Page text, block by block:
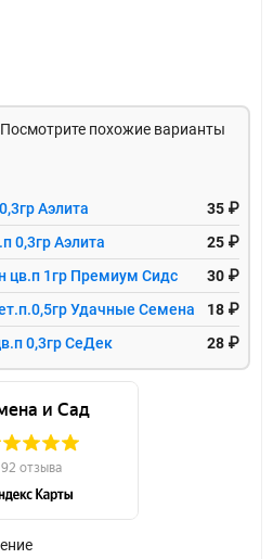
Посмотрите похожие варианты
Аэлита
35 ₽
0,3гр Аэлита
25 ₽
цв.п 1гр Премиум Сидс
30 ₽
Удачные Семена
18 ₽
0,3гр СеДек
28 ₽